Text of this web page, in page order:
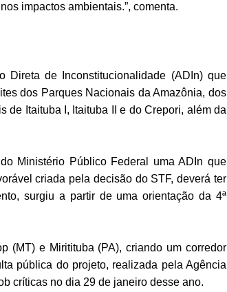
impactos ambientais.”, comenta.
Direta de Inconstitucionalidade (ADIn) que
dos Parques Nacionais da Amazônia, dos
de Itaituba I, Itaituba II e do Crepori, além da
Ministério Público Federal uma ADIn que
criada pela decisão do STF, deverá ter
surgiu a partir de uma orientação da 4ª
(MT) e Miritituba (PA), criando um corredor
pública do projeto, realizada pela Agência
críticas no dia 29 de janeiro desse ano.